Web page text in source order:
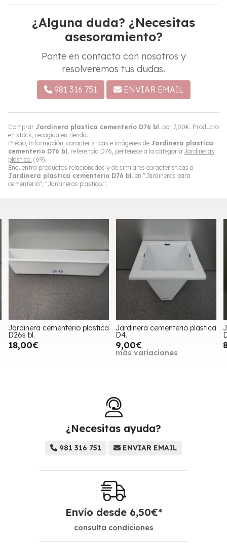
Comprar Jardinera plastica cementerio D76 bl. por 7,00€. Producto
en stock, recogida en tienda.
Precio, información, características e imágenes de Jardinera plastica
cementerio D76 bl. referencia D76, pertenece a la categoría Jardineras
plastico. (69).
Encuentra productos relacionados y de similares características a
Jardinera plastica cementerio D76 bl. en "Jardineras para
cementerio", "Jardineras plastico.".
¿Alguna duda? ¿Necesitas
asesoramiento?
Ponte en contacto con nosotros y
resolveremos tus dudas.
981 316 751 ENVIAR EMAIL
Jardinera cementerio plastica
D26s bl.
18,00€
Jardinera cementerio plastica
D4.
9,00€
más variaciones
¿Necesitas ayuda?
981 316 751 ENVIAR EMAIL
Envío desde 6,50€*
consulta condiciones